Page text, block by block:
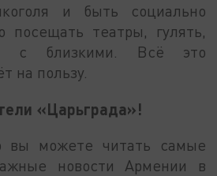
и быть социально
театры, гулять,
с близкими. Всё это
на пользу.
«Царьграда»!
вы можете читать самые
новости Армении в